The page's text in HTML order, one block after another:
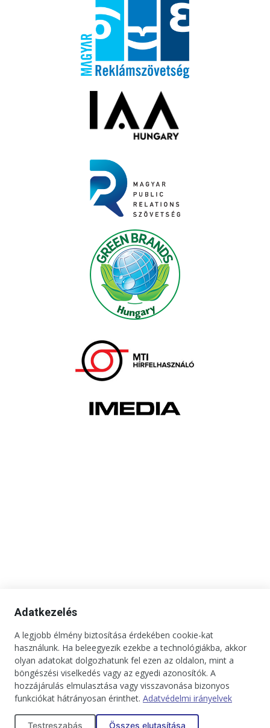
Kapcsolat Impresszum Médiaajánlat
Jogi tudnivalók
Adatkezelési tájékoztató
Copyright © 2025. Minden jog fenntartva. onBRANDS
Adatkezelés
A legjobb élmény biztosítása érdekében cookie-kat
használunk. Ha beleegyezik ezekbe a technológiákba, akkor
olyan adatokat dolgozhatunk fel ezen az oldalon, mint a
böngészési viselkedés vagy az egyedi azonosítók. A
hozzájárulás elmulasztása vagy visszavonása bizonyos
funkciókat hátrányosan érinthet. Adatvédelmi irányelvek
Testreszabás Összes elutasítása